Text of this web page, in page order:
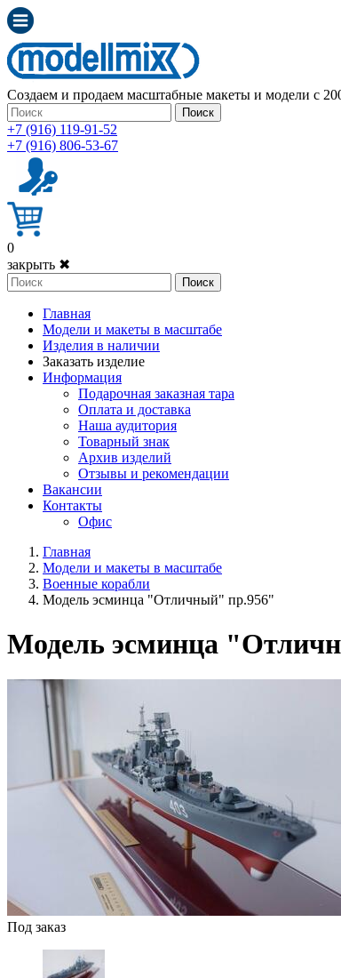
Создаем и продаем масштабные макеты и модели с
Поиск
+7 (916) 119-91-52
+7 (916) 806-53-67
0
закрыть ✖
Поиск
Главная
Модели и макеты в масштабе
Изделия в наличии
Заказать изделие
Информация
Подарочная заказная тара
Оплата и доставка
Наша аудитория
Товарный знак
Архив изделий
Отзывы и рекомендации
Вакансии
Контакты
Офис
Главная
Модели и макеты в масштабе
Военные корабли
Модель эсминца "Отличный" пр.956"
Модель эсминца
Под заказ